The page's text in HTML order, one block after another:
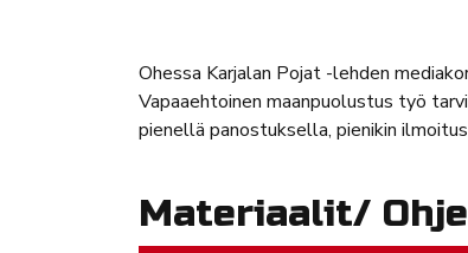
Ohessa Karjalan Pojat -lehden
Vapaaehtoinen maanpuolustus työ
pienellä panostuksella, pienikin
Materiaalit/